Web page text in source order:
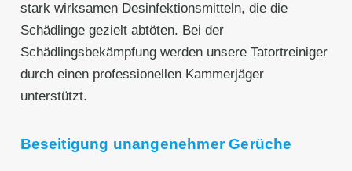
stark wirksamen Desinfektionsmitteln, die die
Schädlinge gezielt abtöten. Bei der
Schädlingsbekämpfung werden unsere Tatortreiniger
durch einen professionellen Kammerjäger
unterstützt.
Beseitigung unangenehmer Gerüche